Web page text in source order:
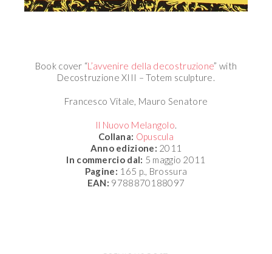
Book cover “L’avvenire della decostruzione” with
Decostruzione XIII – Totem sculpture.
Francesco Vitale, Mauro Senatore
Il Nuovo Melangolo.
Collana: Opuscula
Anno edizione: 2011
In commercio dal: 5 maggio 2011
Pagine: 165 p., Brossura
EAN: 9788870188097